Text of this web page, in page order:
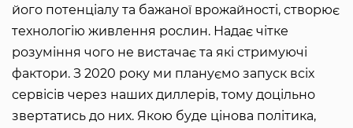
його потенціалу та бажаної врожайності, створює
технологію живлення рослин. Надає чітке
розуміння чого не вистачає та які стримуючі
фактори. З 2020 року ми плануємо запуск всіх
сервісів через наших диллерів, тому доцільно
звертатись до них. Якою буде цінова політика,